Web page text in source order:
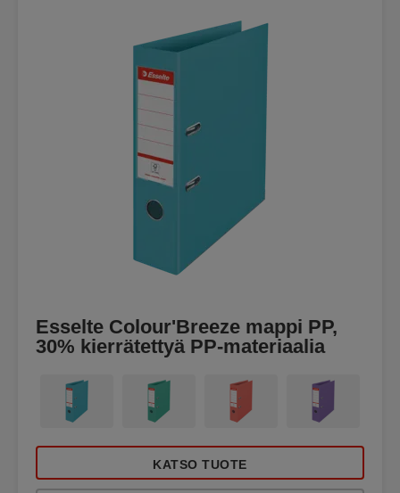
Esselte Colour'Breeze mappi PP,
30% kierrätettyä PP-materiaalia
KATSO TUOTE